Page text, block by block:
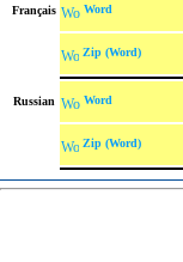
Français Word
Zip (Word)
Russian Word
Zip (Word)